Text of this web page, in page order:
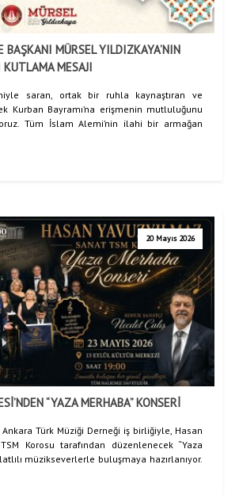
BAŞKANI MÜRSEL YILDIZKAYA’NIN
MESAJI
saran, ortak bir ruhla kaynaştıran ve
Kurban Bayramı’na erişmenin mutluluğunu
Tüm İslam Alemi’nin ilahi bir armağan
20 Mayıs 2026
“YAZA MERHABA” KONSERİ
Türk Müziği Derneği iş birliğiyle, Hasan
Korosu tarafından düzenlenecek “Yaza
müzikseverlerle buluşmaya hazırlanıyor.